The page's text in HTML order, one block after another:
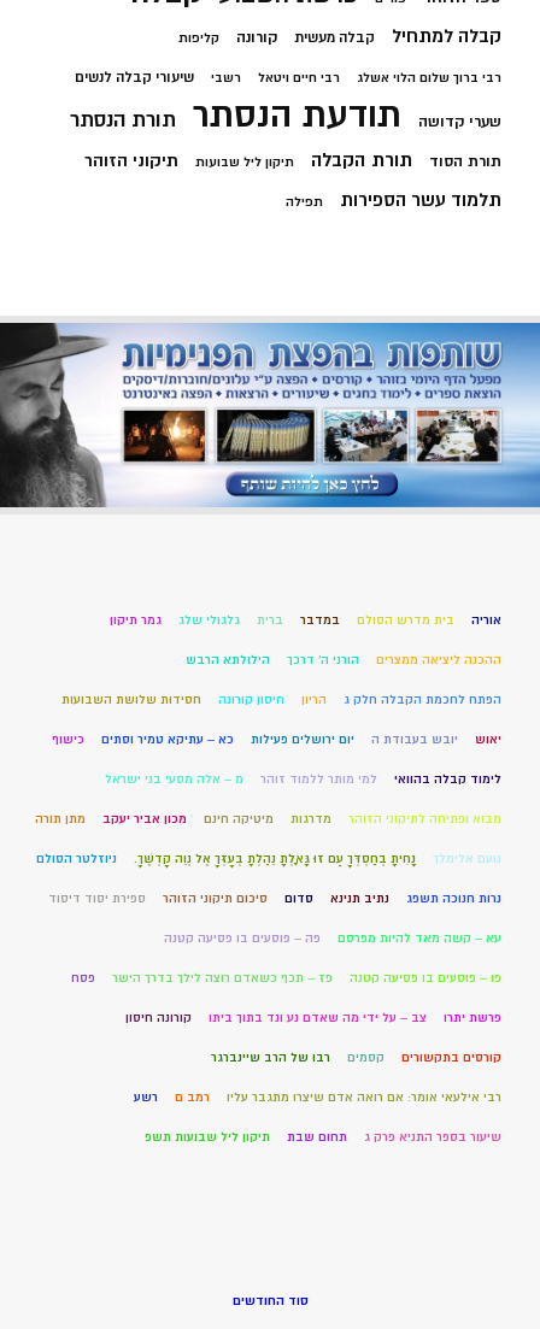
קבלה למתחיל קבלה מעשית קורונה קליפות
רבי ברוך שלום הלוי אשלג רבי חיים ויטאל רשבי שיעורי קבלה לנשים
שערי קדושה תודעת הנסתר תורת הנסתר
תורת הסוד תורת הקבלה תיקון ליל שבועות תיקוני הזוהר
תלמוד עשר הספירות תפילה
אוריה בית מדרש הסולם במדבר ברית גלגולי שלג גמר תיקון
ההכנה ליציאה ממצרים הורני ה' דרכך הילולתא הרבש
הפתח לחכמת הקבלה חלק ג הריון חיסון קורונה חסידות שלושת השבועות
יאוש יובש בעבודת ה יום ירושלים פעילות כא – עתיקא טמיר וסתים כישוף
לימוד קבלה בהוואי למי מותר ללמוד זוהר מ – אלה מסעי בני ישראל
מבוא ופתיחה לתיקוני הזוהר מדרגות מיטיקה חינם מכון אביר יעקב מתן תורה
נועם אלימלך נָחִיתָ בְחַסְדְּךָ עַם זוּ גָּאָלְתָּ נֵהַלְתָּ בְעָזְּךָ אֶל נְוֵה קָדְשֶׁךָ. ניוזלטר הסולם
נרות חנוכה תשפג נתיב תנינא סדום סיכום תיקוני הזוהר ספירת יסוד דיסוד
עא – קשה מאד להיות מפרסם פה – פוסעים בו פסיעה קטנה
פו – פוסעים בו פסיעה קטנה פז – תכף כשאדם רוצה לילך בדרך הישר פסח
פרשת יתרו צב – על ידי מה שאדם נע ונד בתוך ביתו קורונה חיסון
קורסים בתקשורים קסמים רבו של הרב שיינברגר
רבי אילעאי אומר: אם רואה אדם שיצרו מתגבר עליו רמב ם רשע
שיעור בספר התניא פרק ג תחום שבת תיקון ליל שבועות תשפ
סוד החודשים